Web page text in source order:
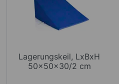
Lagerungskeil, LxBxH
50x50x30/2 cm